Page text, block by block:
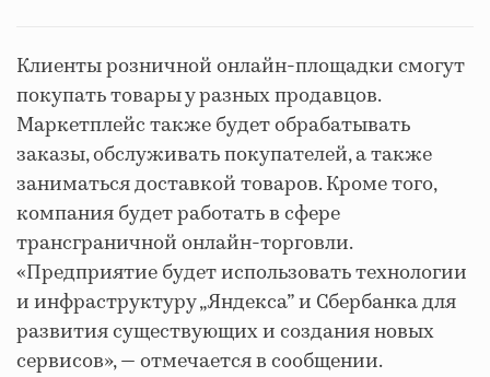
Клиенты розничной онлайн-площадки смогут
покупать товары у разных продавцов.
Маркетплейс также будет обрабатывать
заказы, обслуживать покупателей, а также
заниматься доставкой товаров. Кроме того,
компания будет работать в сфере
трансграничной онлайн-торговли.
«Предприятие будет использовать технологии
и инфраструктуру „Яндекса” и Сбербанка для
развития существующих и создания новых
сервисов», — отмечается в сообщении.